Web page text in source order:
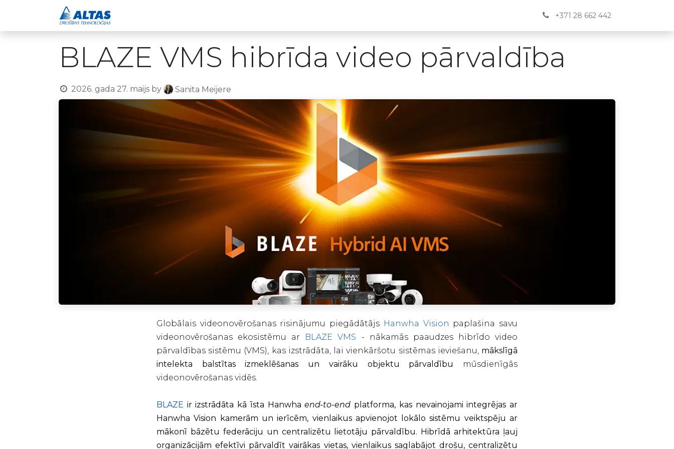
BUJ Kontakti
+371 28 662 442
BLAZE VMS hibrīda video pārvaldība
2026. gada 27. maijs by Sanita Meijere
Globālais videonovērošanas risinājumu piegādātājs Hanwha Vision paplašina savu
videonovērošanas ekosistēmu ar BLAZE VMS - nākamās paaudzes hibrīdo video
pārvaldības sistēmu (VMS), kas izstrādāta, lai vienkāršotu sistēmas ieviešanu, mākslīgā
intelekta balstītas izmeklēšanas un vairāku objektu pārvaldību
mūsdienīgās
videonovērošanas vidēs.
BLAZE ir izstrādāta kā īsta Hanwhaend-to-end platforma, kas nevainojami integrējas ar
Hanwha Vision kamerām un ierīcēm, vienlaikus apvienojot lokālo sistēmu veiktspēju ar
mākonī bāzētu federāciju un centralizētu lietotāju pārvaldību. Hibrīdā arhitektūra ļauj
organizācijām efektīvi pārvaldīt vairākas vietas, vienlaikus saglabājot drošu, centralizētu